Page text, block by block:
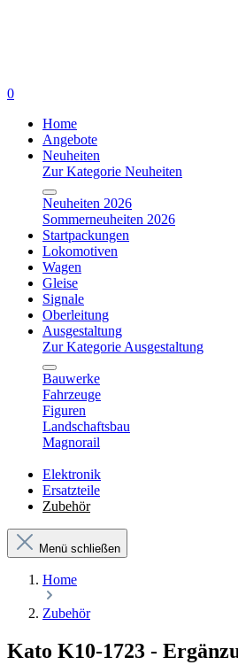
0
Home
Angebote
Neuheiten
Zur Kategorie Neuheiten
Neuheiten 2026
Sommerneuheiten 2026
Startpackungen
Lokomotiven
Wagen
Gleise
Signale
Oberleitung
Ausgestaltung
Zur Kategorie Ausgestaltung
Bauwerke
Fahrzeuge
Figuren
Landschaftsbau
Magnorail
Elektronik
Ersatzteile
Zubehör
Menü schließen
Home
Zubehör
Kato K10-1723 -